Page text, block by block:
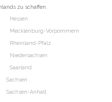
zu schaffen.
Hessen
Mecklenburg-Vorpommern
Rheinland-Pfalz
Niedersachsen
Saarland
Sachsen
Sachsen-Anhalt